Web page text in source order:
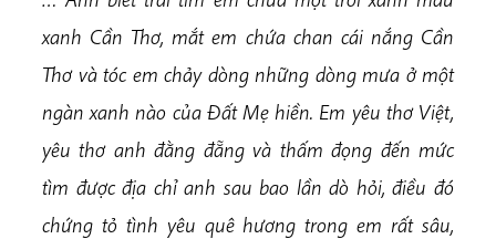
xanh Cần Thơ, mắt em chứa chan cái nắng Cần
Thơ và tóc em chảy dòng những dòng mưa ở một
ngàn xanh nào của Đất Mẹ hiền. Em yêu thơ Việt,
yêu thơ anh đằng đẵng và thấm đọng đến mức
tìm được địa chỉ anh sau bao lần dò hỏi, điều đó
chứng tỏ tình yêu quê hương trong em rất sâu,